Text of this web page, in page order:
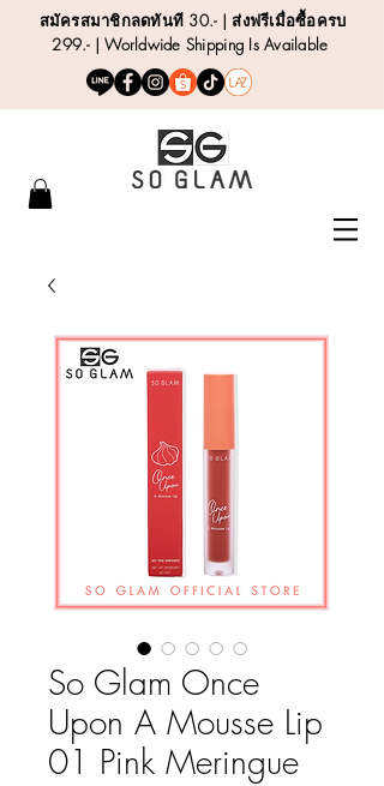
สมัครสมาชิกลดทันที 30.- | ส่งฟรีเมื่อซื้อครบ
299.- | Worldwide Shipping Is Available
So Glam Once
Upon A Mousse Lip
01 Pink Meringue